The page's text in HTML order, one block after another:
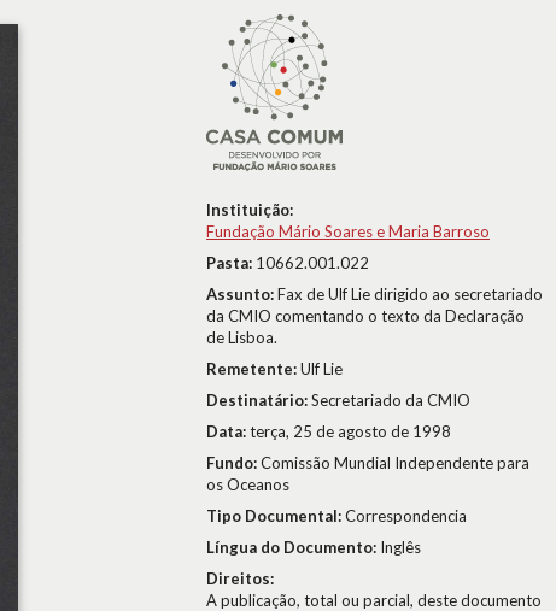
Instituição:
Fundação Mário Soares e Maria Barroso
Pasta: 10662.001.022
Assunto:Fax de Ulf Lie dirigido ao secretariado
da CMIO comentando o texto da Declaração
de Lisboa.
Remetente:Ulf Lie
Destinatário:Secretariado da CMIO
Data:terça, 25 de agosto de 1998
Fundo:Comissão Mundial Independente para
os Oceanos
Tipo Documental:Correspondencia
Língua do Documento: Inglês
Direitos:
A publicação, total ou parcial, deste documento